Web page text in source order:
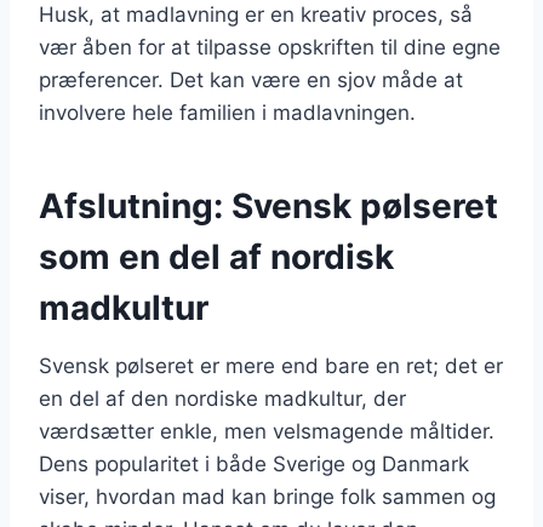
Husk, at madlavning er en kreativ proces, så
vær åben for at tilpasse opskriften til dine egne
præferencer. Det kan være en sjov måde at
involvere hele familien i madlavningen.
Afslutning: Svensk pølseret
som en del af nordisk
madkultur
Svensk pølseret er mere end bare en ret; det er
en del af den nordiske madkultur, der
værdsætter enkle, men velsmagende måltider.
Dens popularitet i både Sverige og Danmark
viser, hvordan mad kan bringe folk sammen og